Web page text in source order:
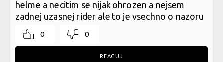
helme a necitim se nijak ohrozen a nejsem
zadnej uzasnej rider ale to je vsechno o nazoru
0 0
REAGUJ